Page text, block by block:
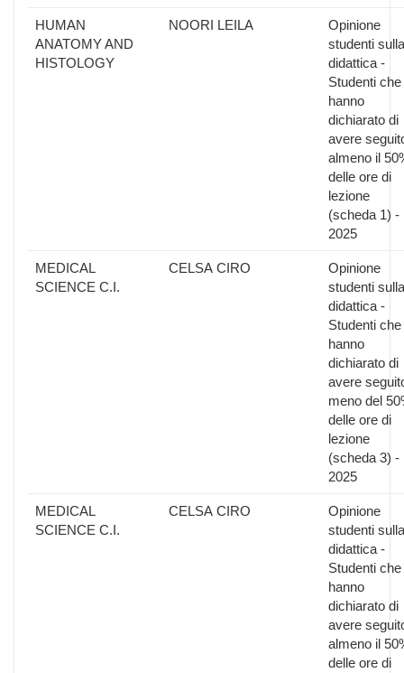
HUMAN
ANATOMY AND
HISTOLOGY
NOORI LEILA
Opinione
studenti sulla
didattica -
Studenti che
hanno
dichiarato di
avere
almeno il
delle ore di
lezione
(scheda 1) -
2025
MEDICAL
SCIENCE C.I.
CELSA CIRO
Opinione
studenti sulla
didattica -
Studenti che
hanno
dichiarato di
avere
meno del
delle ore di
lezione
(scheda 3) -
2025
MEDICAL
SCIENCE C.I.
CELSA CIRO
Opinione
studenti sulla
didattica -
Studenti che
hanno
dichiarato di
avere
almeno il
delle ore di